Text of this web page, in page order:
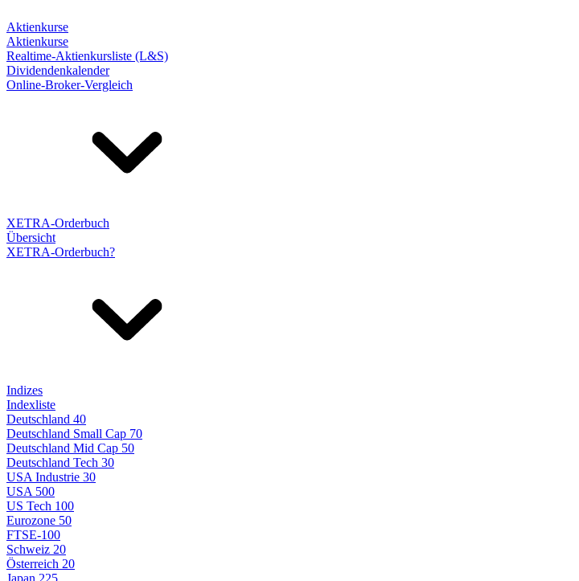
Aktienkurse
Aktienkurse
Realtime-Aktienkursliste (L&S)
Dividendenkalender
Online-Broker-Vergleich
XETRA-Orderbuch
Übersicht
XETRA-Orderbuch?
Indizes
Indexliste
Deutschland 40
Deutschland Small Cap 70
Deutschland Mid Cap 50
Deutschland Tech 30
USA Industrie 30
USA 500
US Tech 100
Eurozone 50
FTSE-100
Schweiz 20
Österreich 20
Japan 225